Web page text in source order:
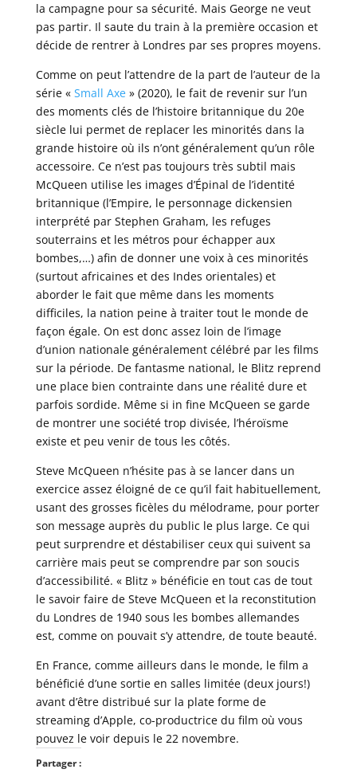
la campagne pour sa sécurité. Mais George ne veut
pas partir. Il saute du train à la première occasion et
décide de rentrer à Londres par ses propres moyens.
Comme on peut l’attendre de la part de l’auteur de la
série « Small Axe» (2020), le fait de revenir sur l’un
des moments clés de l’histoire britannique du 20e
siècle lui permet de replacer les minorités dans la
grande histoire où ils n’ont généralement qu’un rôle
accessoire. Ce n’est pas toujours très subtil mais
McQueen utilise les images d’Épinal de l’identité
britannique (l’Empire, le personnage dickensien
interprété par Stephen Graham, les refuges
souterrains et les métros pour échapper aux
bombes,…) afin de donner une voix à ces minorités
(surtout africaines et des Indes orientales) et
aborder le fait que même dans les moments
difficiles, la nation peine à traiter tout le monde de
façon égale. On est donc assez loin de l’image
d’union nationale généralement célébré par les films
sur la période. De fantasme national, le Blitz reprend
une place bien contrainte dans une réalité dure et
parfois sordide. Même si in fine McQueen se garde
de montrer une société trop divisée, l’héroïsme
existe et peu venir de tous les côtés.
Steve McQueen n’hésite pas à se lancer dans un
exercice assez éloigné de ce qu’il fait habituellement,
usant des grosses ficèles du mélodrame, pour porter
son message auprès du public le plus large. Ce qui
peut surprendre et déstabiliser ceux qui suivent sa
carrière mais peut se comprendre par son soucis
d’accessibilité. « Blitz » bénéficie en tout cas de tout
le savoir faire de Steve McQueen et la reconstitution
du Londres de 1940 sous les bombes allemandes
est, comme on pouvait s’y attendre, de toute beauté.
En France, comme ailleurs dans le monde, le film a
bénéficié d’une sortie en salles limitée (deux jours!)
avant d’être distribué sur la plate forme de
streaming d’Apple, co-productrice du film où vous
pouvez le voir depuis le 22 novembre.
Partager :